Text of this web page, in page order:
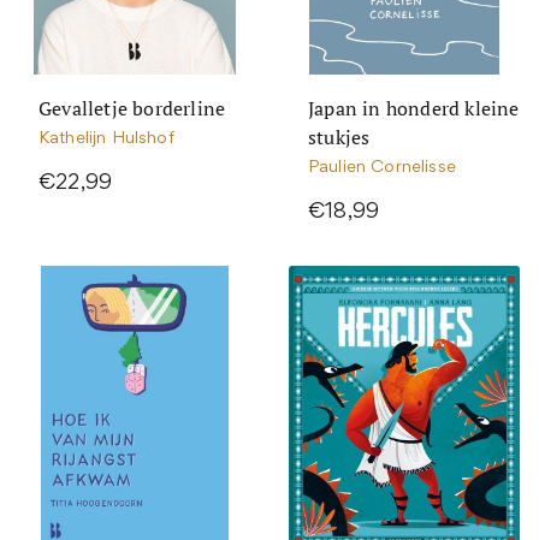
Gevalletje borderline
Kathelijn Hulshof
€22,99
Japan in honderd kleine
stukjes
Paulien Cornelisse
€18,99